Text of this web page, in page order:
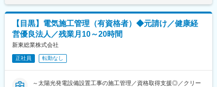
≪各種手当充実≫
資格手当や家族手当はもちろんのこと、不動産業を展開している
ことを活かし、住宅購入時及び新築、リフォーム工事代金の社員
割引制度等の福利厚生も完備しております。
変更の範囲：会社の定める業務
◎元請けで、実際の施工は下請けの会社にお願いをします。
◎今のところ小～中規模が多く、メガソーラー発電所ではありま
せん。
◎再生可能エネルギー関連事業、グリーンエネルギー事業を拡大
するうえで、国が目指している方針に基づき、カーボンゼロ達成
に向けて、地域の企業の皆様に太陽光発電設備設置による自家消
費の提案を行い、EPC事業者として施工を行います。未来の子供
たちのため地球環境守り、一緒に地域のグリーン電力会社として
し■賞与：年2回■昇給：年1回賃金はあくまでも目安の金額であ
り、選考を通じて上下する可能性があります。月給(月額)は固定手
当を含めた表記です。
【目黒】電気施工管理（有資格者）◆元請け／健康経
営優良法人／残業月10～20時間
新東総業株式会社
正社員 転勤なし
～太陽光発電設備設置工事の施工管理／資格取得支援◎／クリー